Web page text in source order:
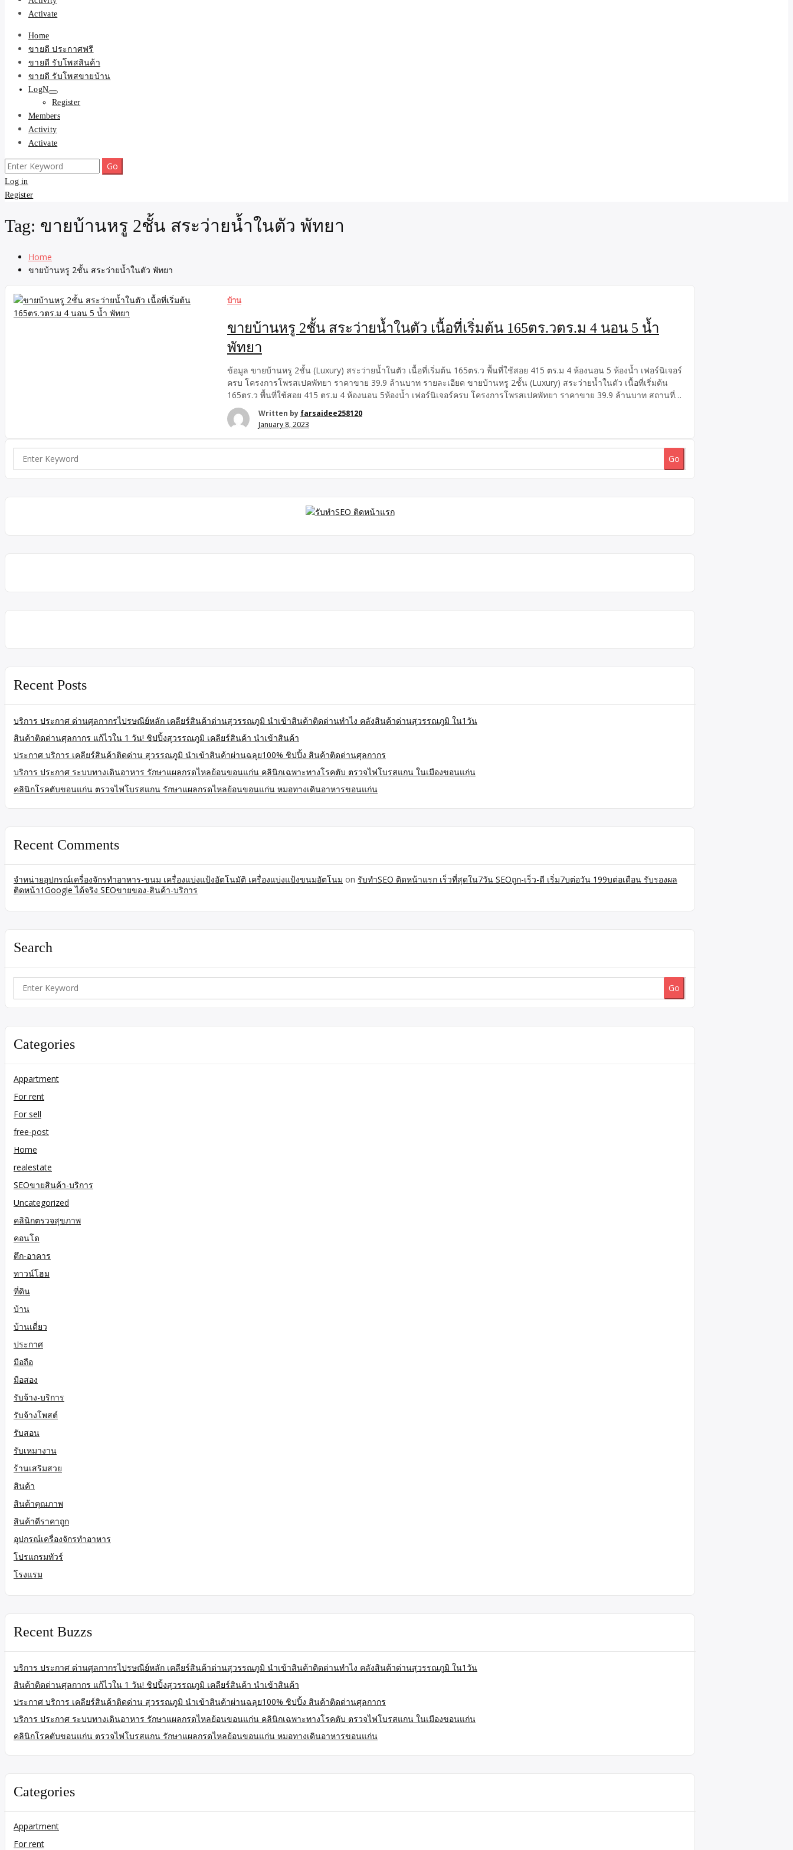
Activate
Home
ขายดี ประกาศฟรี
ขายดี รับโพสสินค้า
ขายดี รับโพสขายบ้าน
LogN
Register
Members
Activity
Activate
Search
for:
Log in
Register
Tag: ขายบ้านหรู 2ชั้น สระว่ายน้ำในตัว พัทยา
Home
ขายบ้านหรู 2ชั้น สระว่ายน้ำในตัว พัทยา
บ้าน
ขายบ้านหรู 2ชั้น สระว่ายน้ำในตัว เนื้อที่เริ่มต้น 165ตร.วตร.ม 4 นอน 5 น้ำ
พัทยา
ข้อมูล ขายบ้านหรู 2ชั้น (Luxury) สระว่ายน้ำในตัว เนื้อที่เริ่มต้น 165ตร.ว พื้นที่ใช้สอย 415 ตร.ม 4 ห้องนอน 5 ห้องน้ำ เฟอร์นิเจอร์
ครบ โครงการโพรสเปคพัทยา ราคาขาย 39.9 ล้านบาท รายละเอียด ขายบ้านหรู 2ชั้น (Luxury) สระว่ายน้ำในตัว เนื้อที่เริ่มต้น
165ตร.ว พื้นที่ใช้สอย 415 ตร.ม 4 ห้องนอน 5ห้องน้ำ เฟอร์นิเจอร์ครบ โครงการโพรสเปคพัทยา ราคาขาย 39.9 ล้านบาท สถานที่
สำคัญใกล้เคียง หาดจอมเทียน หาดพัทยา Walking Street ตลาดทุ่งกลมตลาดน้ำ 4 ภาค พัทยาBig C พัทยาใต้Makro พัทยาใต้Outlet
Mall พัทยา วัดพระใหญ่ Underwater World Pattayaรร.สาธิตอุดมศึกษา […]
Written by farsaidee258120
January 8, 2023
Search
Recent Posts
บริการ ประกาศ ด่านศุลกากรไปรษณีย์หลัก เคลียร์สินค้าด่านสุวรรณภูมิ นำเข้าสินค้าติดด่านทำไง คลังสินค้าด่านสุวรรณภูมิ ใน1วัน
สินค้าติดด่านศุลกากร แก้ไวใน 1 วัน! ชิปปิ้งสุวรรณภูมิ เคลียร์สินค้า นำเข้าสินค้า
ประกาศ บริการ เคลียร์สินค้าติดด่าน สุวรรณภูมิ นำเข้าสินค้าผ่านฉลุย100% ชิปปิ้ง สินค้าติดด่านศุลกากร
บริการ ประกาศ ระบบทางเดินอาหาร รักษาแผลกรดไหลย้อนขอนแก่น คลินิกเฉพาะทางโรคตับ ตรวจไฟโบรสแกน ในเมืองขอนแก่น
คลินิกโรคตับขอนแก่น ตรวจไฟโบรสแกน รักษาแผลกรดไหลย้อนขอนแก่น หมอทางเดินอาหารขอนแก่น
Recent Comments
จำหน่ายอุปกรณ์เครื่องจักรทำอาหาร-ขนม เครื่องแบ่งแป้งอัตโนมัติ เครื่องแบ่งแป้งขนมอัตโนม on รับทำSEO ติดหน้าแรก เร็วที่สุดใน7วัน SEOถูก-เร็ว-ดี เริ่ม7บต่อวัน 199บต่อเดือน รับรองผล
ติดหน้า1Google ได้จริง SEOขายของ-สินค้า-บริการ
Search
Search
Categories
Appartment
For rent
For sell
free-post
Home
realestate
SEOขายสินค้า-บริการ
Uncategorized
คลินิกตรวจสุขภาพ
คอนโด
ตึก-อาคาร
ทาวน์โฮม
ที่ดิน
บ้าน
บ้านเดี่ยว
ประกาศ
มือถือ
มือสอง
รับจ้าง-บริการ
รับจ้างโพสต์
รับสอน
รับเหมางาน
ร้านเสริมสวย
สินค้า
สินค้าคุณภาพ
สินค้าดีราคาถูก
อุปกรณ์เครื่องจักรทำอาหาร
โปรแกรมทัวร์
โรงแรม
Recent Buzzs
บริการ ประกาศ ด่านศุลกากรไปรษณีย์หลัก เคลียร์สินค้าด่านสุวรรณภูมิ นำเข้าสินค้าติดด่านทำไง คลังสินค้าด่านสุวรรณภูมิ ใน1วัน
สินค้าติดด่านศุลกากร แก้ไวใน 1 วัน! ชิปปิ้งสุวรรณภูมิ เคลียร์สินค้า นำเข้าสินค้า
ประกาศ บริการ เคลียร์สินค้าติดด่าน สุวรรณภูมิ นำเข้าสินค้าผ่านฉลุย100% ชิปปิ้ง สินค้าติดด่านศุลกากร
บริการ ประกาศ ระบบทางเดินอาหาร รักษาแผลกรดไหลย้อนขอนแก่น คลินิกเฉพาะทางโรคตับ ตรวจไฟโบรสแกน ในเมืองขอนแก่น
คลินิกโรคตับขอนแก่น ตรวจไฟโบรสแกน รักษาแผลกรดไหลย้อนขอนแก่น หมอทางเดินอาหารขอนแก่น
Categories
Appartment
For rent